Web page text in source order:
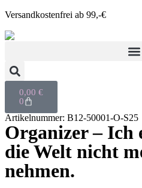
Versandkostenfrei ab 99,-€
0,00 €
0
Artikelnummer: B12-50001-O-S25
Organizer – Ich
die Welt nicht
nehmen.